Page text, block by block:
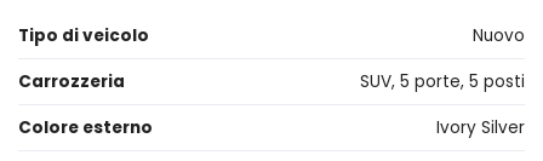
Tipo di veicolo
Nuovo
Carrozzeria
SUV, 5 porte, 5 posti
Colore esterno
Ivory Silver